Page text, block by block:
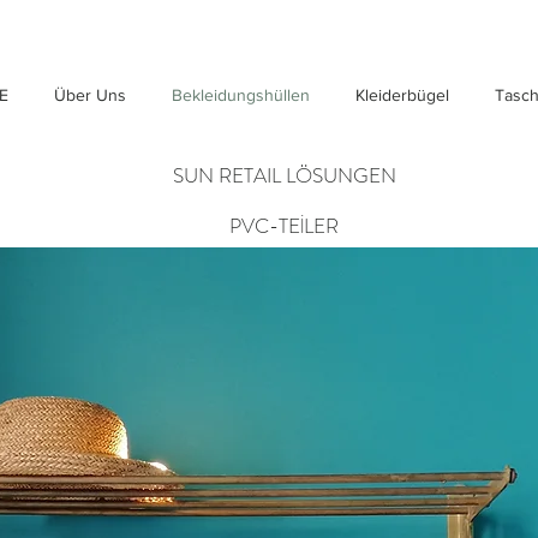
Über Uns Bekleidungshüllen Kleiderbügel
SUN RETAIL LÖSUNGEN
PVC-TEİLER